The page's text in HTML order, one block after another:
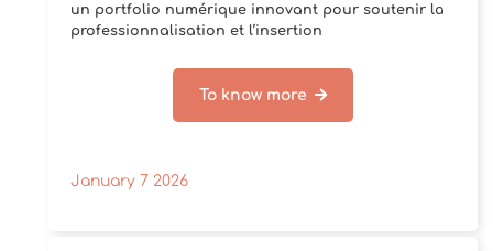
un portfolio numérique innovant pour soutenir la
professionnalisation et l’insertion
To know more
January 7 2026